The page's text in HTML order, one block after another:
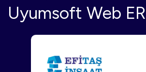
Uyumsoft Web